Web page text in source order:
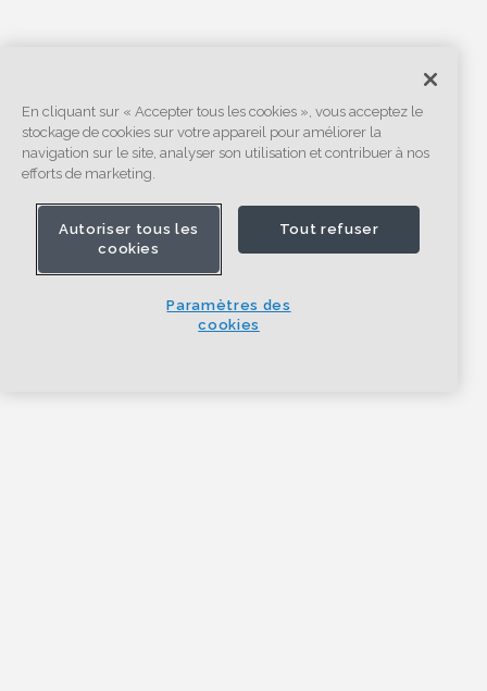
En cliquant sur « Accepter tous les cookies », vous acceptez le
stockage de cookies sur votre appareil pour améliorer la
navigation sur le site, analyser son utilisation et contribuer à nos
efforts de marketing.
Autoriser tous les
cookies
Tout refuser
Paramètres des
cookies